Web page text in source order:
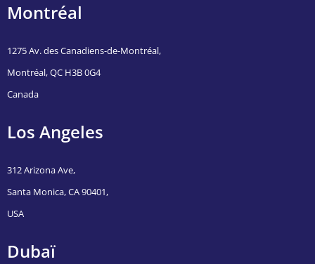
Montréal
1275 Av. des Canadiens-de-Montréal,
Montréal, QC H3B 0G4
Canada
Los Angeles
312 Arizona Ave,
Santa Monica, CA 90401,
USA
Dubaï